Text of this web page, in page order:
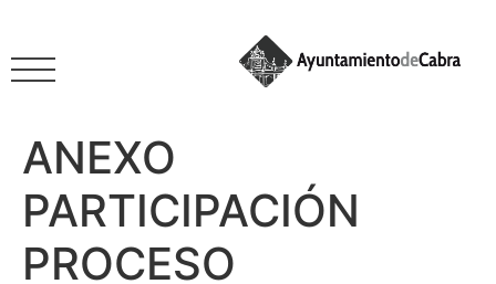
ANEXO
PARTICIPACIÓN
PROCESO